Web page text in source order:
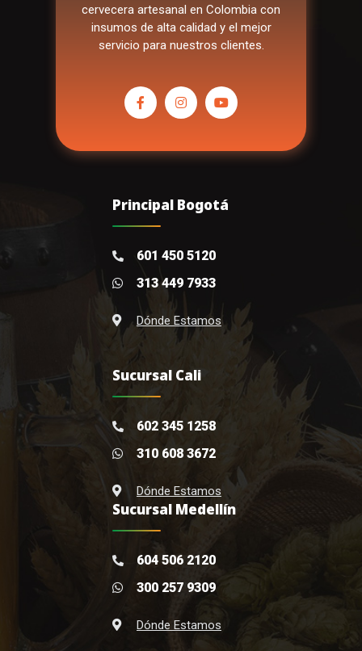
cervecera artesanal en Colombia con
insumos de alta calidad y el mejor
servicio para nuestros clientes.
Principal Bogotá
601 450 5120
313 449 7933
Dónde Estamos
Sucursal Cali
602 345 1258
310 608 3672
Dónde Estamos
Sucursal Medellín
604 506 2120
300 257 9309
Dónde Estamos